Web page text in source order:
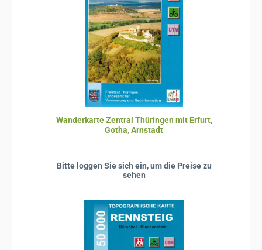
Wanderkarte Zentral Thüringen mit Erfurt,
Gotha, Arnstadt
Bitte loggen Sie sich ein, um die Preise zu
sehen